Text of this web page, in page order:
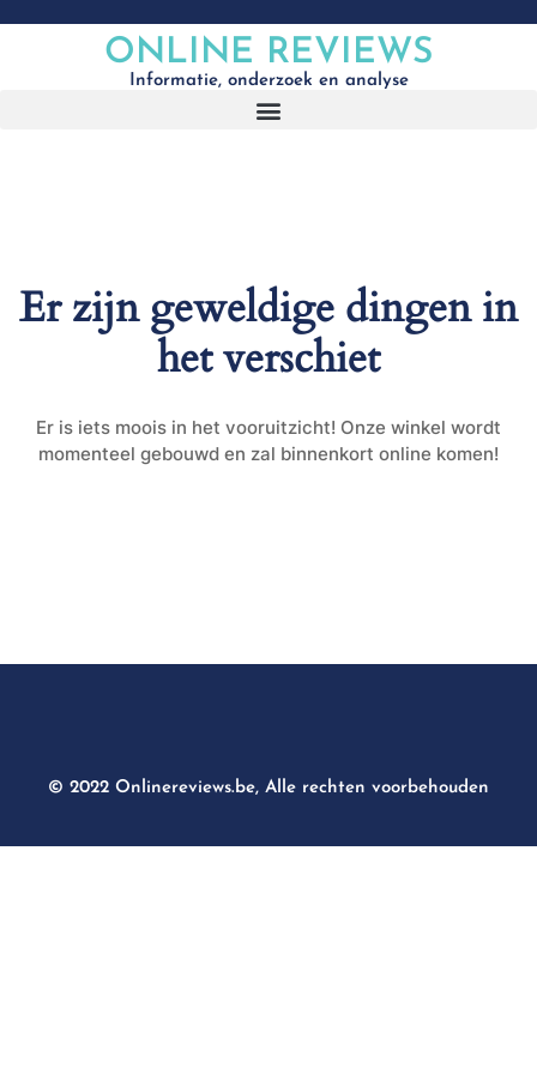
ONLINE REVIEWS
Informatie, onderzoek en analyse
Er zijn geweldige dingen in
het verschiet
Er is iets moois in het vooruitzicht! Onze winkel wordt
momenteel gebouwd en zal binnenkort online komen!
© 2022 Onlinereviews.be, Alle rechten voorbehouden